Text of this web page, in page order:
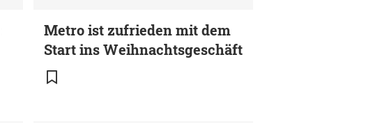
Metro ist zufrieden mit dem
Start ins Weihnachtsgeschäft